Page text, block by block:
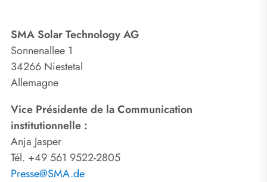
SMA Solar Technology AG
Sonnenallee 1
34266 Niestetal
Allemagne
Vice Présidente de la Communication
institutionnelle :
Anja Jasper
Tél. +49 561 9522-2805
Presse@SMA.de